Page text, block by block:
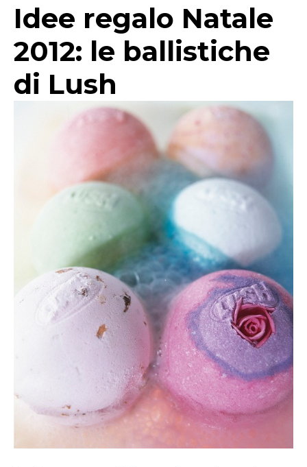
Idee regalo Natale
2012: le ballistiche
di Lush